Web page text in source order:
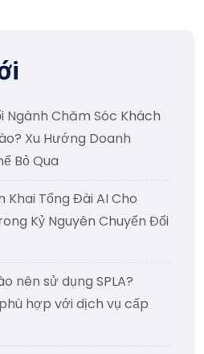
Ngành Chăm Sóc Khách
Xu Hướng Doanh
Bỏ Qua
Khai Tổng Đài AI Cho
Kỷ Nguyên Chuyển Đổi
nên sử dụng SPLA?
hợp với dịch vụ cấp